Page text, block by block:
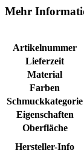
Mehr
Artikelnummer
Lieferzeit
Material
Farben
Schmuckkategorie
Eigenschaften
Oberfläche
Hersteller-Info